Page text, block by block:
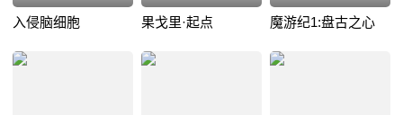
入侵脑细胞 果戈里·起点 魔游纪1:盘古之心